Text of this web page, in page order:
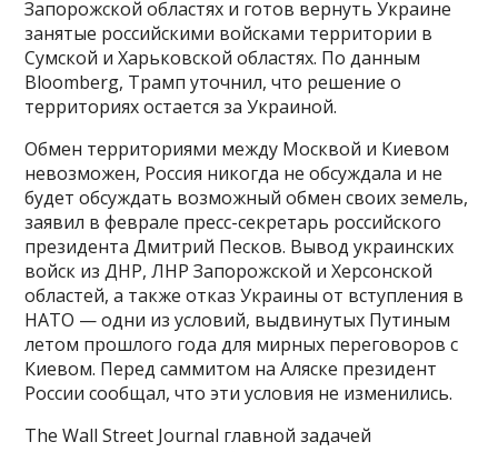
Запорожской областях и готов вернуть Украине
занятые российскими войсками территории в
Сумской и Харьковской областях. По данным
Bloomberg, Трамп уточнил, что решение о
территориях остается за Украиной.
Обмен территориями между Москвой и Киевом
невозможен, Россия никогда не обсуждала и не
будет обсуждать возможный обмен своих земель,
заявил в феврале пресс-секретарь российского
президента Дмитрий Песков. Вывод украинских
войск из ДНР, ЛНР Запорожской и Херсонской
областей, а также отказ Украины от вступления в
НАТО — одни из условий, выдвинутых Путиным
летом прошлого года для мирных переговоров с
Киевом. Перед саммитом на Аляске президент
России сообщал, что эти условия не изменились.
The Wall Street Journal главной задачей